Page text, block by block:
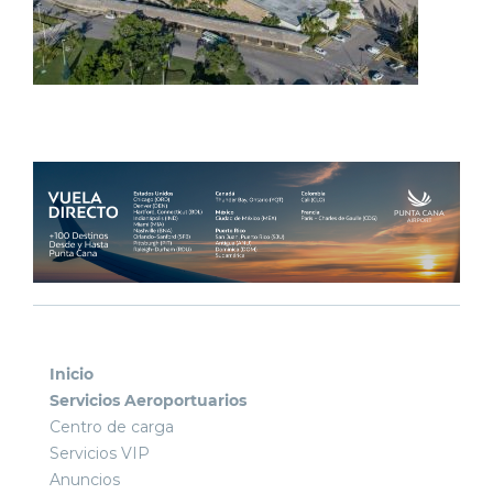
Inicio
Servicios Aeroportuarios
Centro de carga
Servicios VIP
Anuncios